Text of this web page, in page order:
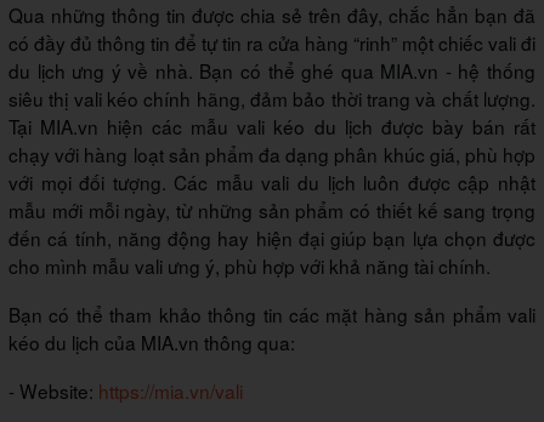
Qua những thông tin được chia sẻ trên đây, chắc hẳn bạn đã
có đầy đủ thông tin để tự tin ra cửa hàng “rinh” một chiếc vali đi
du lịch ưng ý về nhà. Bạn có thể ghé qua MIA.vn - hệ thống
siêu thị vali kéo chính hãng, đảm bảo thời trang và chất lượng.
Tại MIA.vn hiện các mẫu vali kéo du lịch được bày bán rất
chạy với hàng loạt sản phẩm đa dạng phân khúc giá, phù hợp
với mọi đối tượng. Các mẫu vali du lịch luôn được cập nhật
mẫu mới mỗi ngày, từ những sản phẩm có thiết kế sang trọng
đến cá tính, năng động hay hiện đại giúp bạn lựa chọn được
cho mình mẫu vali ưng ý, phù hợp với khả năng tài chính.
Bạn có thể tham khảo thông tin các mặt hàng sản phẩm vali
kéo du lịch của MIA.vn thông qua:
- Website: https://mia.vn/vali